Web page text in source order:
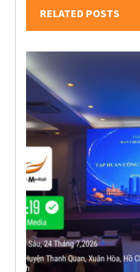
RELATED POSTS